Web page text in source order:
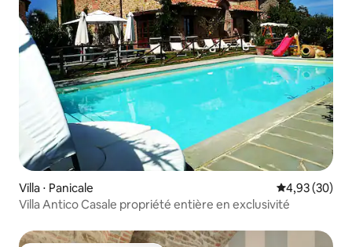
Villa ⋅ Panicale Évaluation
4,93 (30)
Villa Antico Casale propriété entière en exclusivité